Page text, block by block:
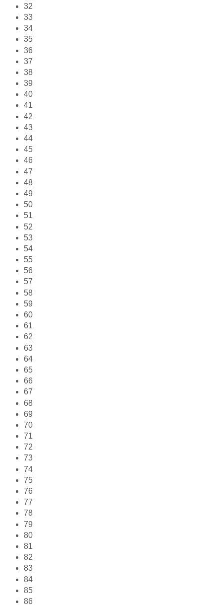
32
33
34
35
36
37
38
39
40
41
42
43
44
45
46
47
48
49
50
51
52
53
54
55
56
57
58
59
60
61
62
63
64
65
66
67
68
69
70
71
72
73
74
75
76
77
78
79
80
81
82
83
84
85
86